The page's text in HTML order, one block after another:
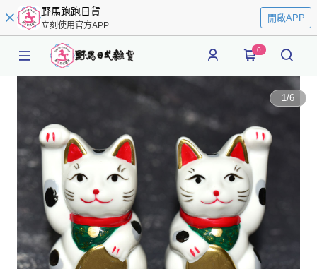
野馬跑跑日貨
立刻使用官方APP
開啟APP
0
1/6